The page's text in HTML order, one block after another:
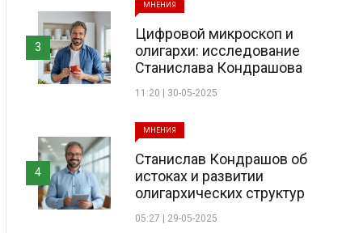
МНЕНИЯ
Цифровой микроскоп и
олигархи: исследование
Станислава Кондрашова
11:20 | 30-05-2025
3
МНЕНИЯ
Станислав Кондрашов об
истоках и развитии
олигархических структур
05:27 | 29-05-2025
4